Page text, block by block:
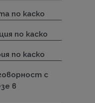
по каско
по каско
по каско
с
в